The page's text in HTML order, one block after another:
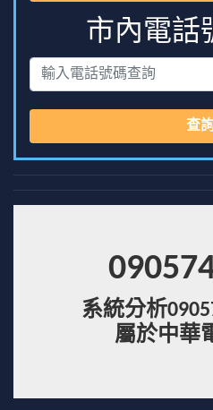
市內電話
查
系統分析
屬於中華